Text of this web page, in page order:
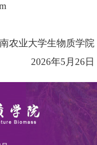
农业大学生物质学院
年5月26日